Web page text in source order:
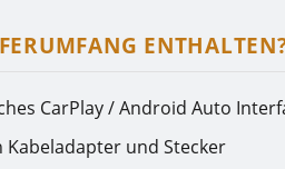
CarPlay / Android Auto
Kabeladapter und Stecker